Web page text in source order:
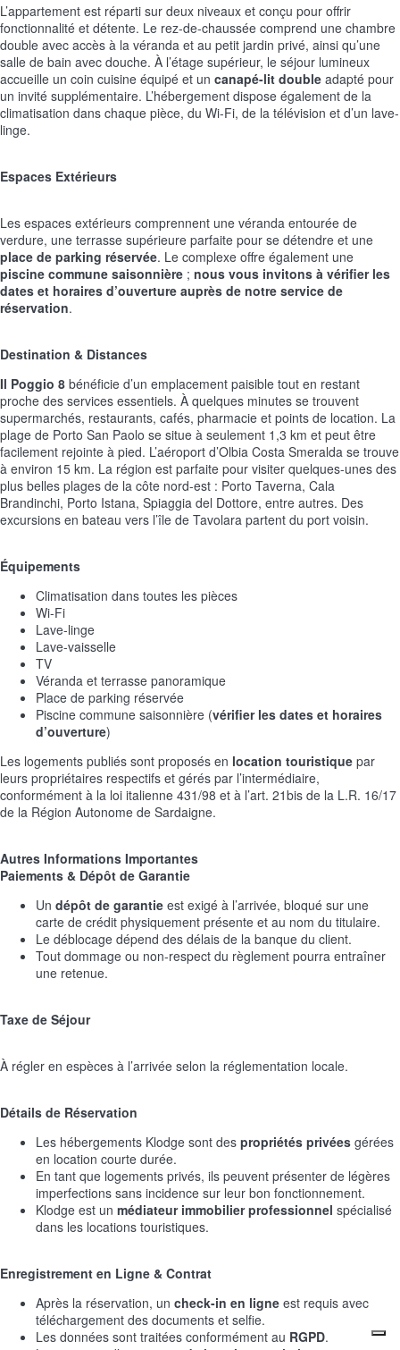
L’appartement est réparti sur deux niveaux et conçu pour offrir
fonctionnalité et détente. Le rez-de-chaussée comprend une chambre
double avec accès à la véranda et au petit jardin privé, ainsi qu’une
salle de bain avec douche. À l’étage supérieur, le séjour lumineux
accueille un coin cuisine équipé et un canapé-lit double adapté pour
un invité supplémentaire. L’hébergement dispose également de la
climatisation dans chaque pièce, du Wi-Fi, de la télévision et d’un lave-
linge.
Espaces Extérieurs
Les espaces extérieurs comprennent une véranda entourée de
verdure, une terrasse supérieure parfaite pour se détendre et une
place de parking réservée. Le complexe offre également une
piscine commune saisonnière ; nous vous invitons à vérifier les
dates et horaires d’ouverture auprès de notre service de
réservation.
Destination & Distances
Il Poggio 8 bénéficie d’un emplacement paisible tout en restant
proche des services essentiels. À quelques minutes se trouvent
supermarchés, restaurants, cafés, pharmacie et points de location. La
plage de Porto San Paolo se situe à seulement 1,3 km et peut être
facilement rejointe à pied. L’aéroport d’Olbia Costa Smeralda se trouve
à environ 15 km. La région est parfaite pour visiter quelques-unes des
plus belles plages de la côte nord-est : Porto Taverna, Cala
Brandinchi, Porto Istana, Spiaggia del Dottore, entre autres. Des
excursions en bateau vers l’île de Tavolara partent du port voisin.
Équipements
Climatisation dans toutes les pièces
Wi-Fi
Lave-linge
Lave-vaisselle
TV
Véranda et terrasse panoramique
Place de parking réservée
Piscine commune saisonnière (vérifier les dates et horaires
d’ouverture)
Les logements publiés sont proposés en location touristique par
leurs propriétaires respectifs et gérés par l’intermédiaire,
conformément à la loi italienne 431/98 et à l’art. 21bis de la L.R. 16/17
de la Région Autonome de Sardaigne.
Autres Informations Importantes
Paiements & Dépôt de Garantie
Un dépôt de garantie est exigé à l’arrivée, bloqué sur une
carte de crédit physiquement présente et au nom du titulaire.
Le déblocage dépend des délais de la banque du client.
Tout dommage ou non-respect du règlement pourra entraîner
une retenue.
Taxe de Séjour
À régler en espèces à l’arrivée selon la réglementation locale.
Détails de Réservation
Les hébergements Klodge sont des propriétés privées gérées
en location courte durée.
En tant que logements privés, ils peuvent présenter de légères
imperfections sans incidence sur leur bon fonctionnement.
Klodge est un médiateur immobilier professionnel spécialisé
dans les locations touristiques.
Enregistrement en Ligne & Contrat
Après la réservation, un check-in en ligne est requis avec
téléchargement des documents et selfie.
Les données sont traitées conformément au RGPD.